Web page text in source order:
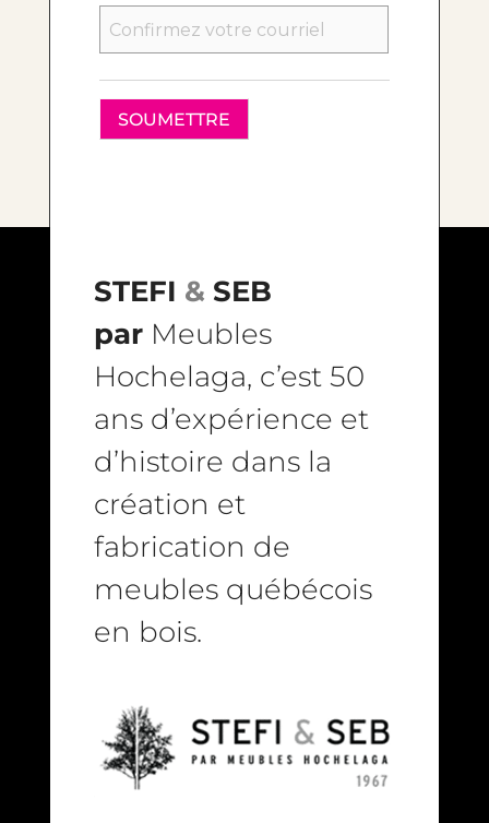
SAISISSEZ
UN
E-
MAIL
L’E-
STEFI & SEB
parMeubles
Hochelaga, c’est 50
ans d’expérience et
d’histoire dans la
création et
fabrication de
meubles québécois
en bois.